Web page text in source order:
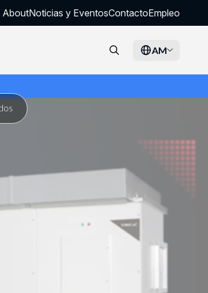
AboutNoticias y EventosContactoEmpleo
AM